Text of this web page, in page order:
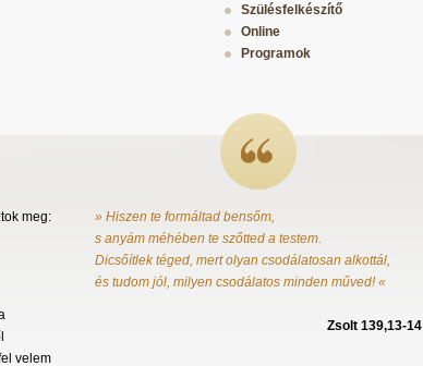
Szülésfelkészítő
Online
Programok
meg:
velem
» Hiszen te formáltad bensőm,
s anyám méhében te szőtted a testem.
Dicsőítlek téged, mert olyan csodálatosan alkottál,
és tudom jól, milyen csodálatos minden műved! «
Zsolt 139,13-14